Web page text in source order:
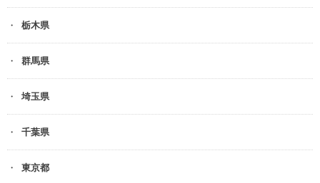
栃木県
群馬県
埼玉県
千葉県
東京都